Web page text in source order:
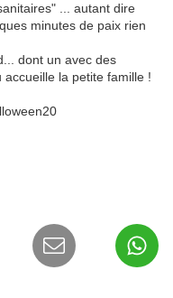
... autant dire
minutes de paix rien
dont un avec des
la petite famille !